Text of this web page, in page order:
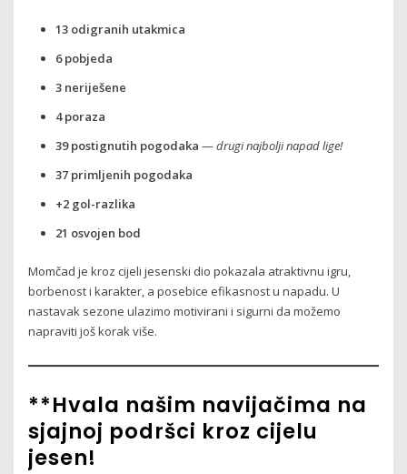
13 odigranih utakmica
6 pobjeda
3 neriješene
4 poraza
39 postignutih pogodaka —drugi najbolji napad lige!
37 primljenih pogodaka
+2 gol-razlika
21 osvojen bod
Momčad je kroz cijeli jesenski dio pokazala atraktivnu igru,
borbenost i karakter, a posebice efikasnost u napadu. U
nastavak sezone ulazimo motivirani i sigurni da možemo
napraviti još korak više.
**Hvala našim navijačima na
sjajnoj podršci kroz cijelu
jesen!